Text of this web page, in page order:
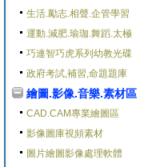
生活.勵志.相聲.企管學習
運動.減肥.瑜珈.舞蹈.太極
巧連智巧虎系列幼教光碟
政府考試,補習,命題題庫
繪圖.影像.音樂.素材區
CAD.CAM專業繪圖區
影像圖庫視頻素材
圖片繪圖影像處理軟體